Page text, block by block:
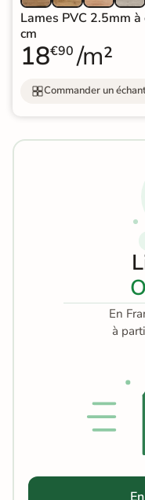
Lames PVC 2.5mm
cm
18€90 /m²
Commander un
En
à